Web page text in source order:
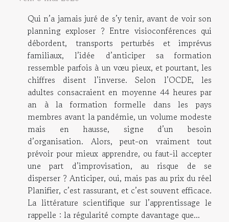
Qui n’a jamais juré de s’y tenir, avant de voir son
planning exploser ? Entre visioconférences qui
débordent, transports perturbés et imprévus
familiaux, l’idée d’anticiper sa formation
ressemble parfois à un vœu pieux, et pourtant, les
chiffres disent l’inverse. Selon l’OCDE, les
adultes consacraient en moyenne 44 heures par
an à la formation formelle dans les pays
membres avant la pandémie, un volume modeste
mais en hausse, signe d’un besoin
d’organisation. Alors, peut-on vraiment tout
prévoir pour mieux apprendre, ou faut-il accepter
une part d’improvisation, au risque de se
disperser ? Anticiper, oui, mais pas au prix du réel
Planifier, c’est rassurant, et c’est souvent efficace.
La littérature scientifique sur l’apprentissage le
rappelle : la régularité compte davantage que...